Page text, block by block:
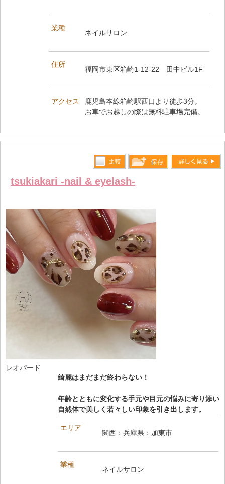
業種
ネイルサロン
住所
福岡市東区箱崎1-12-22 田中ビル1F
アクセス
鹿児島本線箱崎駅西口より徒歩3分。
お車でお越しの際は無料駐車場完備。
tsukiakari -nail & eyelash-
比較す
る
保存リス
します
レオパード
綺麗はまだまだ終わらない！
年齢とともに変化する手元や目元の悩みに寄り添い
自然体で美しく若々しい印象を引き出します。
エリア
関西：兵庫県：加東市
業種
ネイルサロン